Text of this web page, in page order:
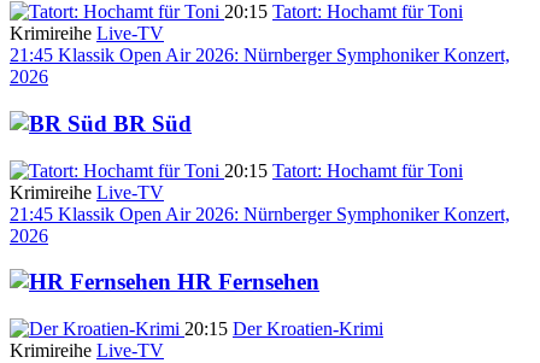
20:15 Tatort: Hochamt für Toni
Krimireihe Live-TV
21:45 Klassik Open Air 2026: Nürnberger Symphoniker Konzert,
2026
BR Süd
20:15 Tatort: Hochamt für Toni
Krimireihe Live-TV
21:45 Klassik Open Air 2026: Nürnberger Symphoniker Konzert,
2026
HR Fernsehen
20:15 Der Kroatien-Krimi
Krimireihe Live-TV